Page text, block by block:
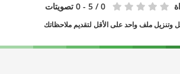
0 / 5 - 0 تصويتات
وتنزيل ملف واحد على الأقل لتقديم ملاحظاتك